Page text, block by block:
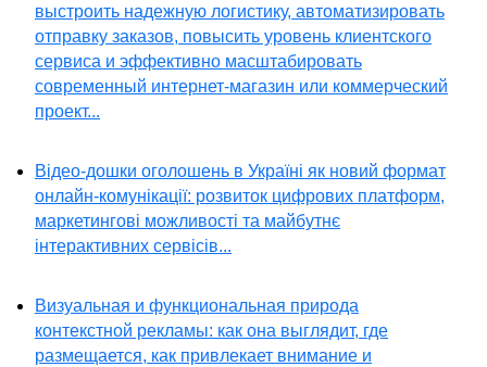
выстроить надежную логистику, автоматизировать
отправку заказов, повысить уровень клиентского
сервиса и эффективно масштабировать
современный интернет-магазин или коммерческий
проект...
Відео-дошки оголошень в Україні як новий формат
онлайн-комунікації: розвиток цифрових платформ,
маркетингові можливості та майбутнє
інтерактивних сервісів...
Визуальная и функциональная природа
контекстной рекламы: как она выглядит, где
размещается, как привлекает внимание и